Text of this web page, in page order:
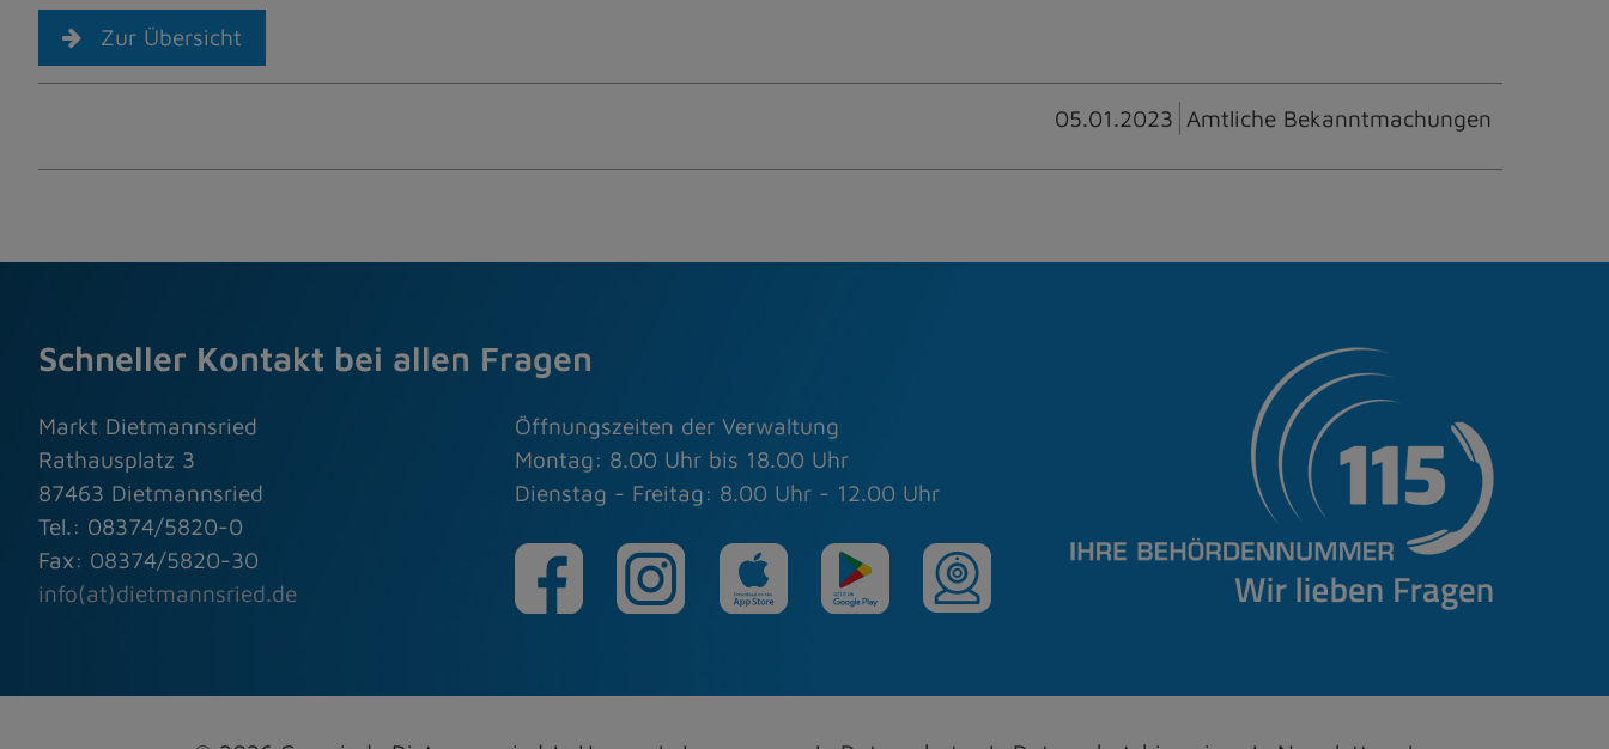
Zur Übersicht
05.01.2023 Amtliche Bekanntmachungen
Schneller Kontakt bei allen Fragen
Markt Dietmannsried
Rathausplatz 3
87463 Dietmannsried
Tel.: 08374/5820-0
Fax: 08374/5820-30
info(at)dietmannsried.de
Öffnungszeiten der Verwaltung
Montag: 8.00 Uhr bis 18.00 Uhr
Dienstag - Freitag: 8.00 Uhr - 12.00 Uhr